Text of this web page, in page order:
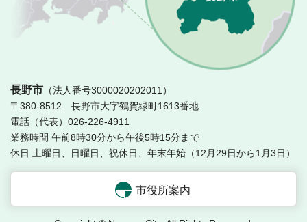
長野市 （法人番号3000020202011）
〒380-8512 長野市大字鶴賀緑町1613番地
電話（代表）026-226-4911
業務時間 午前8時30分から午後5時15分まで
休日 土曜日、日曜日、祝休日、年末年始（12月29日から1月3日）
市役所案内